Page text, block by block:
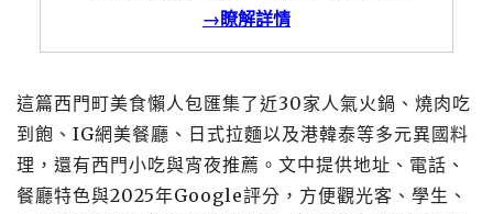
→瞭解詳情
這篇西門町美食懶人包匯集了近30家人氣火鍋、燒肉吃
到飽、IG網美餐廳、日式拉麵以及港韓泰等多元異國料
理，還有西門小吃與宵夜推薦。文中提供地址、電話、
餐廳特色與2025年Google評分，方便觀光客、學生、